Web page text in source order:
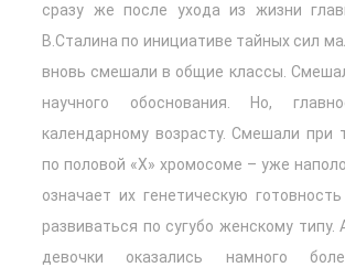
сразу же после ухода из жизни
В.Сталина по инициативе тайных сил
вновь смешали в общие классы.
научного обоснования. Но,
календарному возрасту. Смешали при
по половой «Х» хромосоме – уже
означает их генетическую
развиваться по сугубо женскому типу.
девочки оказались намного